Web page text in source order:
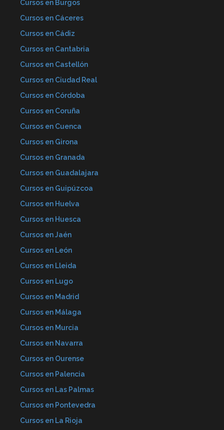
Cursos en Burgos
Cursos en Cáceres
Cursos en Cádiz
Cursos en Cantabria
Cursos en Castellón
Cursos en Ciudad Real
Cursos en Córdoba
Cursos en Coruña
Cursos en Cuenca
Cursos en Girona
Cursos en Granada
Cursos en Guadalajara
Cursos en Guipúzcoa
Cursos en Huelva
Cursos en Huesca
Cursos en Jaén
Cursos en León
Cursos en Lleida
Cursos en Lugo
Cursos en Madrid
Cursos en Málaga
Cursos en Murcia
Cursos en Navarra
Cursos en Ourense
Cursos en Palencia
Cursos en Las Palmas
Cursos en Pontevedra
Cursos en La Rioja